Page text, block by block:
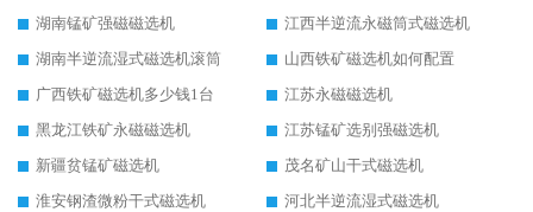
湖南锰矿强磁磁选机
江西半逆流永磁筒式磁选机
湖南半逆流湿式磁选机滚筒
山西铁矿磁选机如何配置
广西铁矿磁选机多少钱1台
江苏永磁磁选机
黑龙江铁矿永磁磁选机
江苏锰矿选别强磁选机
新疆贫锰矿磁选机
茂名矿山干式磁选机
淮安钢渣微粉干式磁选机
河北半逆流湿式磁选机